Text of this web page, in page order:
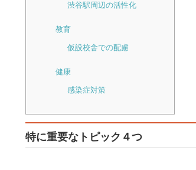
渋谷駅周辺の活性化
教育
仮設校舎での配慮
健康
感染症対策
特に重要なトピック４つ